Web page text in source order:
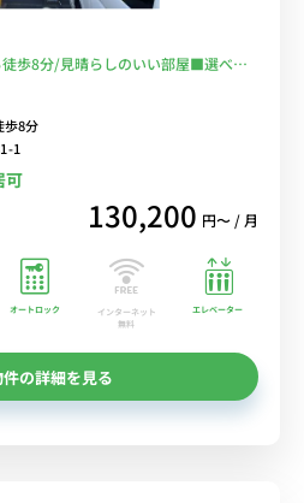
歩8分/見晴らしのいい部屋■選べる
8分
1
可
130,200 円〜 / 月
オートロック
インターネット
無料
エレベーター
件の詳細を見る